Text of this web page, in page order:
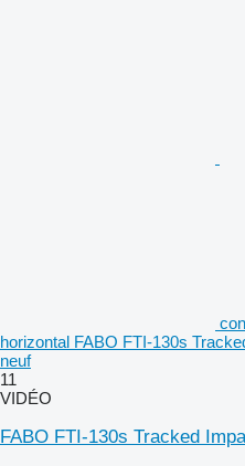
horizontal FABO FTI-130s
neuf
11
VIDÉO
FABO FTI-130s Tracked